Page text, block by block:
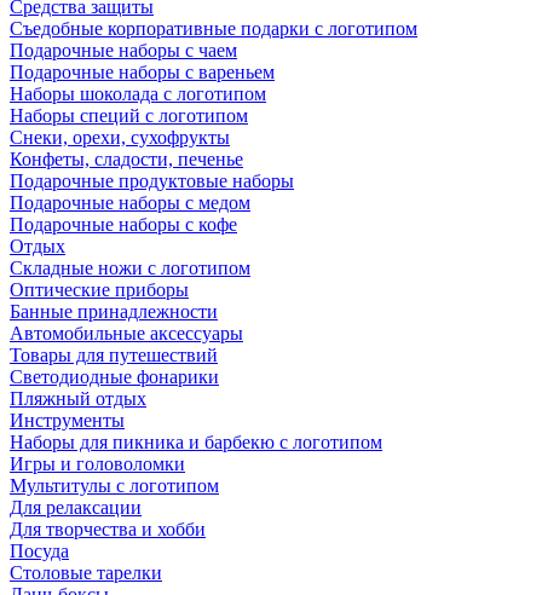
Средства защиты
Съедобные корпоративные подарки с логотипом
Подарочные наборы с чаем
Подарочные наборы с вареньем
Наборы шоколада с логотипом
Наборы специй с логотипом
Снеки, орехи, сухофрукты
Конфеты, сладости, печенье
Подарочные продуктовые наборы
Подарочные наборы с медом
Подарочные наборы с кофе
Отдых
Складные ножи с логотипом
Оптические приборы
Банные принадлежности
Автомобильные аксессуары
Товары для путешествий
Светодиодные фонарики
Пляжный отдых
Инструменты
Наборы для пикника и барбекю с логотипом
Игры и головоломки
Мультитулы с логотипом
Для релаксации
Для творчества и хобби
Посуда
Столовые тарелки